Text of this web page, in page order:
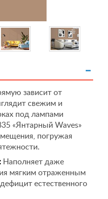
зависит от
свежим и
под лампами
«Янтарный Waves»
погружая
Наполняет даже
мягким отраженным
естественного